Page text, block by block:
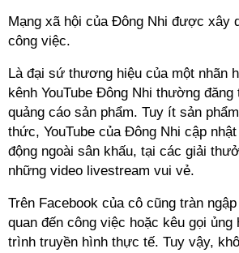
Mạng xã hội của Đông Nhi được xây
công việc.
Là đại sứ thương hiệu của một nhãn
kênh YouTube Đông Nhi thường
quảng cáo sản phẩm. Tuy ít sản
thức, YouTube của Đông Nhi cập
động ngoài sân khấu, tại các giải
những video livestream vui vẻ.
Trên Facebook của cô cũng tràn
quan đến công việc hoặc kêu gọi
trình truyền hình thực tế. Tuy vậy,